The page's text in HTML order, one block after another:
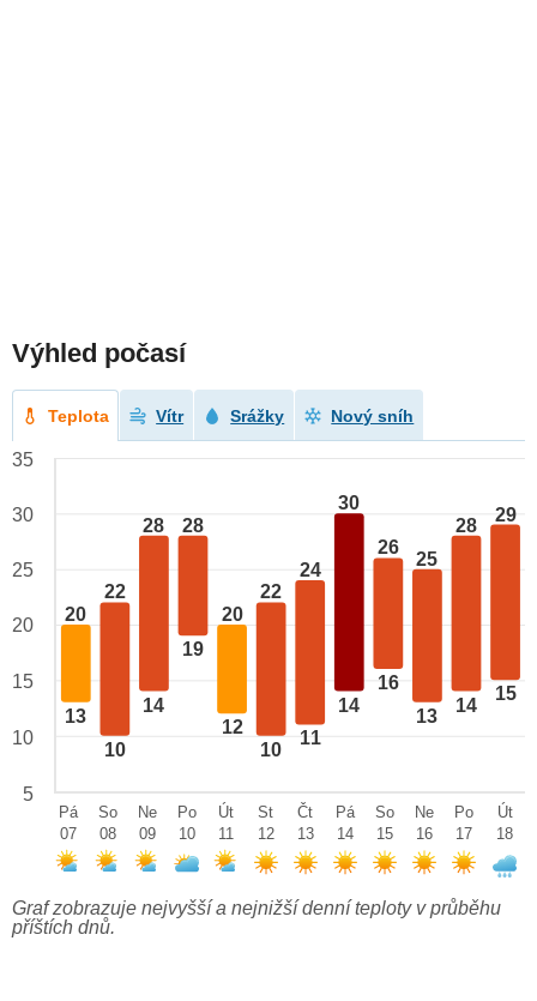
Výhled počasí
Teplota Vítr Srážky Nový sníh
20
13
22
10
28
14
28
19
20
12
22
10
24
11
30
14
26
16
25
13
28
14
29
15
35
30
25
20
15
10
5
Pá
07
So
08
Ne
09
Po
10
Út
11
St
12
Čt
13
Pá
14
So
15
Ne
16
Po
17
Út
18
Graf zobrazuje nejvyšší a nejnižší denní teploty v průběhu
příštích dnů.